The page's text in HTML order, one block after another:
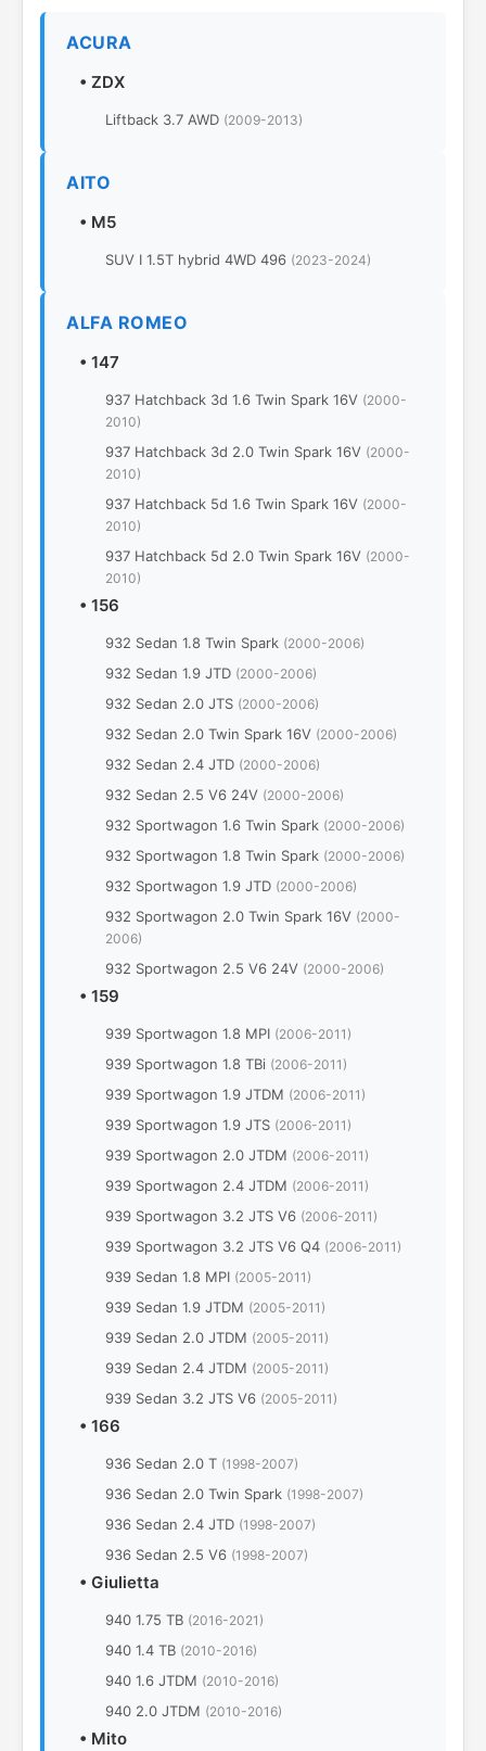
ACURA
• ZDX
Liftback 3.7 AWD (2009-2013)
AITO
• M5
SUV I 1.5T hybrid 4WD 496 (2023-2024)
ALFA ROMEO
• 147
937 Hatchback 3d 1.6 Twin Spark 16V (2000-
2010)
937 Hatchback 3d 2.0 Twin Spark 16V (2000-
2010)
937 Hatchback 5d 1.6 Twin Spark 16V (2000-
2010)
937 Hatchback 5d 2.0 Twin Spark 16V (2000-
2010)
• 156
932 Sedan 1.8 Twin Spark (2000-2006)
932 Sedan 1.9 JTD (2000-2006)
932 Sedan 2.0 JTS (2000-2006)
932 Sedan 2.0 Twin Spark 16V (2000-2006)
932 Sedan 2.4 JTD (2000-2006)
932 Sedan 2.5 V6 24V (2000-2006)
932 Sportwagon 1.6 Twin Spark (2000-2006)
932 Sportwagon 1.8 Twin Spark (2000-2006)
932 Sportwagon 1.9 JTD (2000-2006)
932 Sportwagon 2.0 Twin Spark 16V (2000-
2006)
932 Sportwagon 2.5 V6 24V (2000-2006)
• 159
939 Sportwagon 1.8 MPI (2006-2011)
939 Sportwagon 1.8 TBi (2006-2011)
939 Sportwagon 1.9 JTDM (2006-2011)
939 Sportwagon 1.9 JTS (2006-2011)
939 Sportwagon 2.0 JTDM (2006-2011)
939 Sportwagon 2.4 JTDM (2006-2011)
939 Sportwagon 3.2 JTS V6 (2006-2011)
939 Sportwagon 3.2 JTS V6 Q4 (2006-2011)
939 Sedan 1.8 MPI (2005-2011)
939 Sedan 1.9 JTDM (2005-2011)
939 Sedan 2.0 JTDM (2005-2011)
939 Sedan 2.4 JTDM (2005-2011)
939 Sedan 3.2 JTS V6 (2005-2011)
• 166
936 Sedan 2.0 T (1998-2007)
936 Sedan 2.0 Twin Spark (1998-2007)
936 Sedan 2.4 JTD (1998-2007)
936 Sedan 2.5 V6 (1998-2007)
• Giulietta
940 1.75 TB (2016-2021)
940 1.4 TB (2010-2016)
940 1.6 JTDM (2010-2016)
940 2.0 JTDM (2010-2016)
• Mito